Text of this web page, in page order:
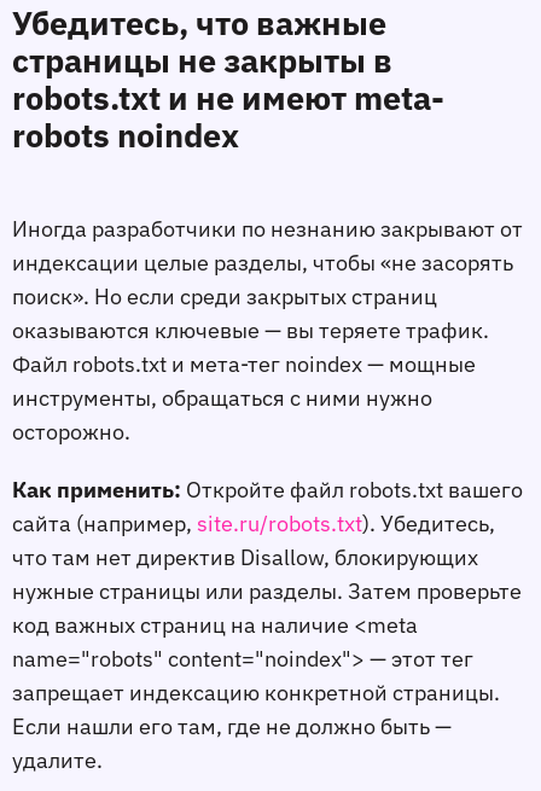
Убедитесь, что важные
страницы не закрыты в
robots.txt и не имеют meta-
robots noindex
Иногда разработчики по незнанию закрывают от
индексации целые разделы, чтобы «не засорять
поиск». Но если среди закрытых страниц
оказываются ключевые — вы теряете трафик.
Файл robots.txt и мета-тег noindex — мощные
инструменты, обращаться с ними нужно
осторожно.
Как применить: Откройте файл robots.txt вашего
сайта (например, site.ru/robots.txt). Убедитесь,
что там нет директив Disallow, блокирующих
нужные страницы или разделы. Затем проверьте
код важных страниц на наличие <meta
name="robots" content="noindex"> — этот тег
запрещает индексацию конкретной страницы.
Если нашли его там, где не должно быть —
удалите.